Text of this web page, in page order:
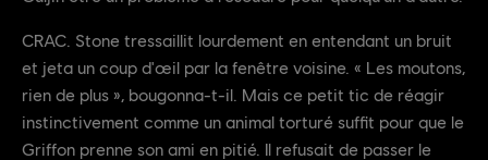
CRAC. Stone tressaillit lourdement en entendant un bruit
et jeta un coup d'œil par la fenêtre voisine. « Les moutons,
rien de plus », bougonna-t-il. Mais ce petit tic de réagir
instinctivement comme un animal torturé suffit pour que le
Griffon prenne son ami en pitié. Il refusait de passer le